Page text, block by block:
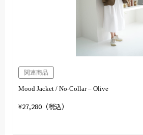
関連商品
Mood Jacket / No-Collar – Olive
¥27,280（税込）